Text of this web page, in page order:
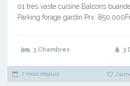
01 très vaste cuisine Balcons
Parking forage gardin Prx:
3 Chambres 3
7 mois depuis